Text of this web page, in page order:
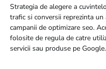
Strategia de alegere a
trafic si conversii reprezinta
campanii de optimizare seo.
folosite de regula de catre
servicii sau produse pe Google.